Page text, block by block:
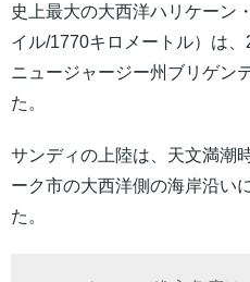
史上最大の大西洋ハリケーン
イル/1770キロメートル）は、
ニュージャージー州ブリゲン
た。
サンディの上陸は、天文満潮
ーク市の大西洋側の海岸沿い
た。